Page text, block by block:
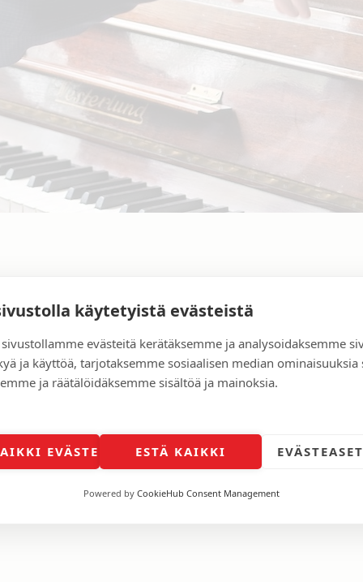
käytetyistä evästeistä
evästeitä kerätäksemme ja analysoidaksemme
ja käyttöä, tarjotaksemme sosiaalisen median ominaisuuksia
ja räätälöidäksemme sisältöä ja mainoksia.
EVÄSTEET ESTÄ KAIKKI
Powered by CookieHub Consent Management